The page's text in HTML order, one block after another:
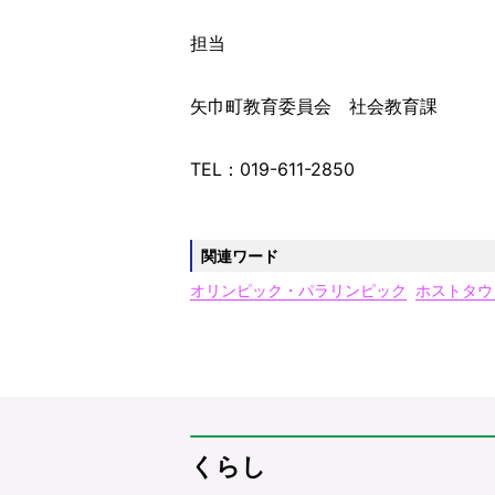
担当
矢巾町教育委員会 社会教育課
TEL：019-611-2850
関連ワード
オリンピック・パラリンピック
ホストタ
くらし